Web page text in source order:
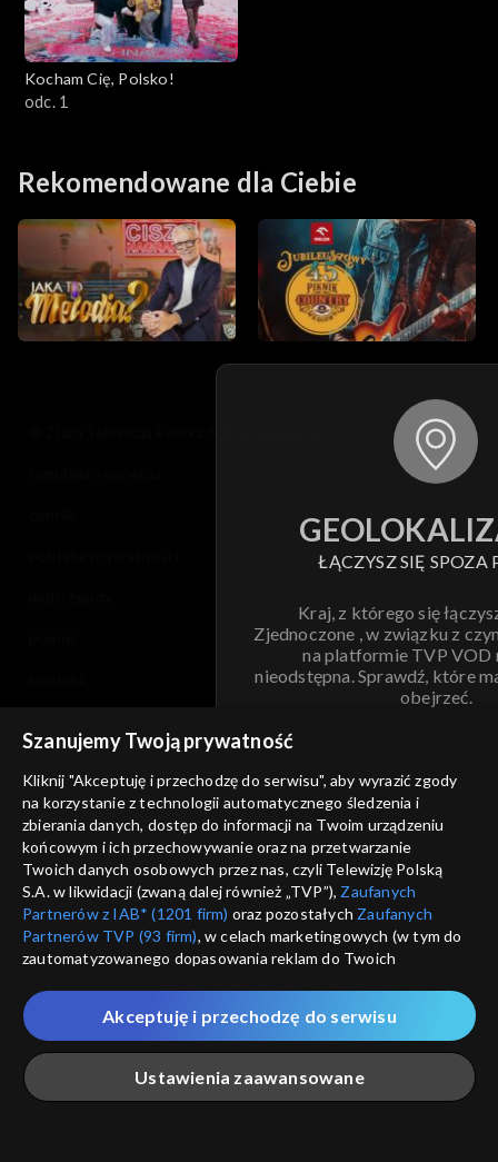
Kocham Cię, Polsko!
odc. 1
Rekomendowane dla Ciebie
ŁĄCZYSZ SIĘ SPOZA
Kraj, z którego się
Zjednoczone , w związku z
na platformie TVP VOD
nieodstępna. Sprawdź, które
obejrzeć.
ANULUJ
informacje o dostawcy usług
Szanujemy Twoją prywatność
Kliknij "Akceptuję i przechodzę do serwisu", aby wyrazić zgody
na korzystanie z technologii automatycznego śledzenia i
zbierania danych, dostęp do informacji na Twoim urządzeniu
końcowym i ich przechowywanie oraz na przetwarzanie
Twoich danych osobowych przez nas, czyli Telewizję Polską
S.A. w likwidacji (zwaną dalej również „TVP”), Zaufanych
Partnerów z IAB* (1201 firm) oraz pozostałych Zaufanych
Partnerów TVP (93 firm), w celach marketingowych (w tym do
zautomatyzowanego dopasowania reklam do Twoich
które wskazujemy poniżej, a także zgody na udostępnianie
przez nas identyfikatora PPID do Google.
Twoje dane osobowe zbierane podczas odwiedzania przez
Ciebie naszych
poszczególnych serwisówzwanych dalej
„Portalem”, w tym informacje zapisywane za pomocą
Ustawienia zaawansowane
Akceptuję i przechodzę do serwisu